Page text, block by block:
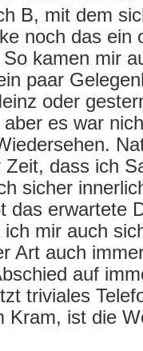
B, mit dem
noch das ein
kamen mir
paar
oder
es war
dass ich
sicher
das erwartete
mir auch
Art auch
auf
triviales
Kram, ist die